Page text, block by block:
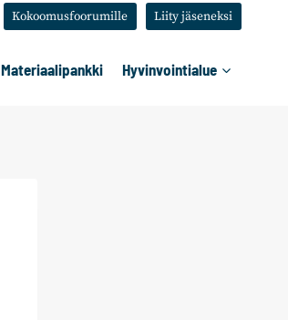
Kokoomusfoorumille Liity jäseneksi
Materiaalipankki Hyvinvointialue